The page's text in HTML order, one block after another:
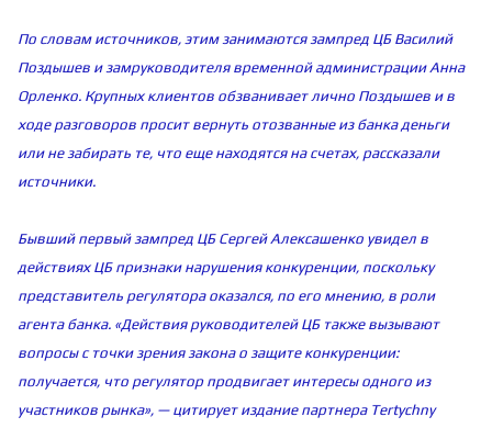
По словам источников, этим занимаются зампред ЦБ Василий
Поздышев и замруководителя временной администрации Анна
Орленко. Крупных клиентов обзванивает лично Поздышев и в
ходе разговоров просит вернуть отозванные из банка деньги
или не забирать те, что еще находятся на счетах, рассказали
источники.
Бывший первый зампред ЦБ Сергей Алексашенко увидел в
действиях ЦБ признаки нарушения конкуренции, поскольку
представитель регулятора оказался, по его мнению, в роли
агента банка. «Действия руководителей ЦБ также вызывают
вопросы с точки зрения закона о защите конкуренции:
получается, что регулятор продвигает интересы одного из
участников рынка», — цитирует издание партнера Tertychny